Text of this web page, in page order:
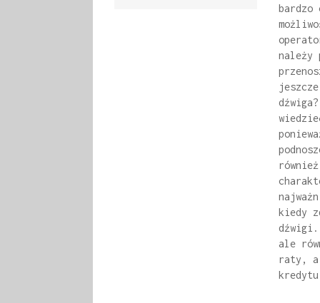
bardzo
należy
kiedy
dźwigi.
ale
raty, a